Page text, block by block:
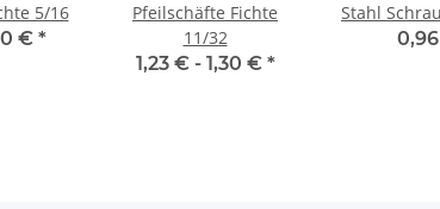
5/16
€ *
Pfeilschäfte Fichte
11/32
1,23 € - 1,30 € *
Stahl